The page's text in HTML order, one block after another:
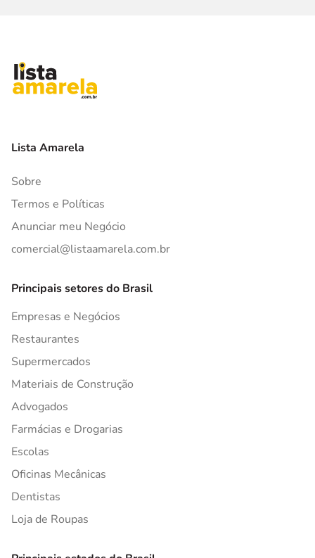
Lista Amarela
Sobre
Termos e Políticas
Anunciar meu Negócio
comercial@listaamarela.com.br
Principais setores do Brasil
Empresas e Negócios
Restaurantes
Supermercados
Materiais de Construção
Advogados
Farmácias e Drogarias
Escolas
Oficinas Mecânicas
Dentistas
Loja de Roupas